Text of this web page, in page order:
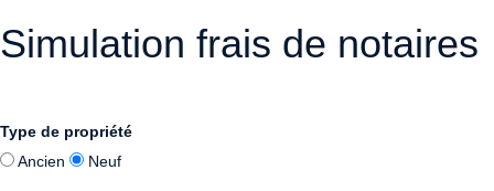
Simulation frais de notaires
Type de propriété
Ancien
Neuf